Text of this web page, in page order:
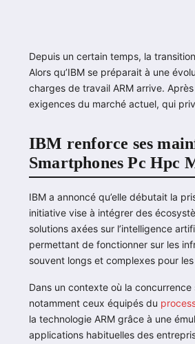
Depuis un certain temps, la
Alors qu’IBM se préparait à une
charges de travail ARM arrive. Après
exigences du marché actuel, qui
IBM renforce ses
Smartphones Pc Hpc
IBM a annoncé qu’elle débutait la
initiative vise à intégrer des
solutions axées sur l’intelligence
permettant de fonctionner sur les
souvent longs et complexes pour
Dans un contexte où la
notamment ceux équipés du
la technologie ARM grâce à une
applications habituelles des